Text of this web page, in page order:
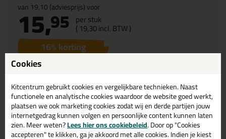
van 19,10(adviesprijs) voor
15,95 per stuk
( 19,30incl. BTW )
16% korting
Volumeprijzen
14,95 p/st korting
Waarom dit product?
Waarom dit product?
Cookies
Kitcentrum gebruikt cookies en vergelijkbare technieken. Naast
functionele en analytische cookies waardoor de website goed werkt,
plaatsen we ook marketing cookies zodat wij en derde partijen jouw
internetgedrag kunnen volgen en persoonlijke content kunnen laten
zien. Meer weten?Lees hier ons cookiebeleid. Door op "Cookies
accepteren" te klikken, ga je akkoord met alle cookies. Indien je kiest